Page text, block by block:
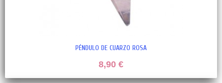
PÉNDULO DE CUARZO ROSA
8,90 €